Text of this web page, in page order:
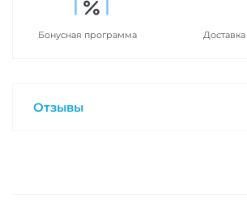
Бонусная программа
Отзывы